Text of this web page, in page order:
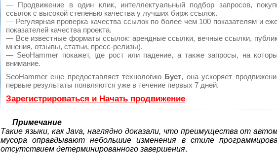
— Продвижение в один клик, интеллектуальный подбор запросов,
ссылок с высокой степенью качества у лучших бирж ссылок.
— Регулярная проверка качества ссылок по более чем 100 показателям и
показателей качества проекта.
— Все известные форматы ссылок: арендные ссылки, вечные ссылки,
мнения, отзывы, статьи, пресс-релизы).
— SeoHammer покажет, где рост или падение, а также запросы, на
внимание.
SeoHammer еще предоставляет технологию Буст, она ускоряет
первые результаты появляются уже в течение первых 7 дней.
Зарегистрироваться и Начать продвижение
Примечание
Такие языки, как Java, наглядно доказали, что преимущества от
мусора оправдывают небольшие изменения в стиле
отсутствием детерминированного завершения.